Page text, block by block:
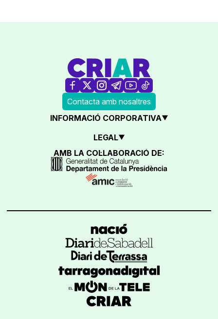
Contacta amb nosaltres
INFORMACIÓ CORPORATIVA
LEGAL
AMB LA COL·LABORACIÓ DE: